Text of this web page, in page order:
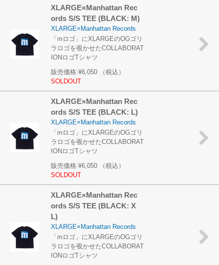
XLARGE×Manhattan Rec
ords S/S TEE (BLACK: M)
XLARGE×Manhattan Records
「mロゴ」にXLARGEのOGゴリ
ラロゴを覗かせたCOLLABORAT
IONロゴTシャツ
販売価格:¥6,050
（税込）
SOLDOUT
XLARGE×Manhattan Rec
ords S/S TEE (BLACK: L)
XLARGE×Manhattan Records
「mロゴ」にXLARGEのOGゴリ
ラロゴを覗かせたCOLLABORAT
IONロゴTシャツ
販売価格:¥6,050
（税込）
SOLDOUT
XLARGE×Manhattan Rec
ords S/S TEE (BLACK: X
L)
XLARGE×Manhattan Records
「mロゴ」にXLARGEのOGゴリ
ラロゴを覗かせたCOLLABORAT
IONロゴTシャツ